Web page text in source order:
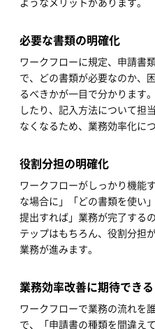
必要な書類の明確化
ワークフローに規定、申請書
で、どの書類が必要なのか、
るべきかが一目で分かります
したり、記入方法について担
なくなるため、業務効率化に
役割分担の明確化
ワークフローがしっかり機能
な場合に」「どの書類を使い
提出すれば」業務が完了する
テップはもちろん、役割分担
業務が進みます。
業務効率改善に期待できる
ワークフローで業務の流れを
で、「申請書の種類を間違え